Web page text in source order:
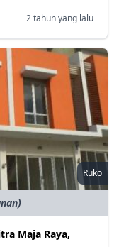
2 tahun yang lalu
Ruko
Maja Raya,